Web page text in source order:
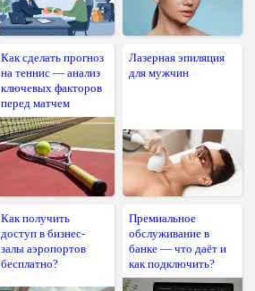
Как сделать прогноз
на теннис — анализ
ключевых факторов
перед матчем
Лазерная эпиляция
для мужчин
Как получить
доступ в бизнес-
залы аэропортов
бесплатно?
Премиальное
обслуживание в
банке — что даёт и
как подключить?